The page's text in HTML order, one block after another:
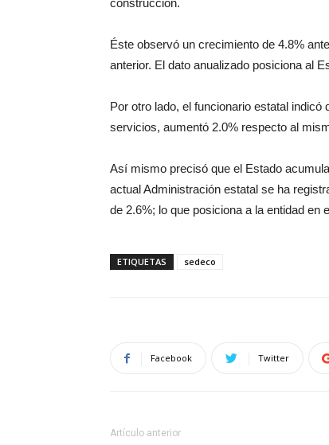
construcción.
Éste observó un crecimiento de 4.8%
anterior. El dato anualizado posiciona al
Por otro lado, el funcionario estatal
servicios, aumentó 2.0% respecto al
Así mismo precisó que el Estado
actual Administración estatal se ha
de 2.6%; lo que posiciona a la entidad en
ETIQUETAS sedeco
Facebook Twitter
Artículo anterior